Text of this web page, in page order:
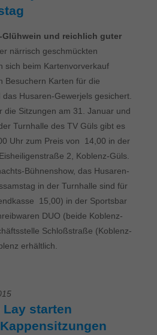
Glühwein und reichlich guter
närrisch geschmückten
sich beim Kartenvorverkauf
Besuchern Karten für die
Husaren-Gewerjels gesichert.
die Sitzungen am 31. Januar und
Turnhalle des TV Güls gibt es
Uhr zum Preis von  14,00 in der
2, Koblenz-Güls.
Bühnenshow, das Husaren-
in der Turnhalle sind für 
 15,00) in der Sportsbar
DUO (beide Koblenz-
Schloßstraße (Koblenz-
erhältlich.
Lay starten